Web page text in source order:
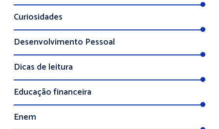
Curiosidades
Desenvolvimento Pessoal
Dicas de leitura
Educação financeira
Enem